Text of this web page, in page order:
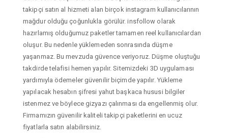
takipçi satın al hizmeti alan birçok instagram kullanıcılarının
mağdur olduğu çoğunlukla görülür. insfollow olarak
hazırlamış olduğumuz paketler tamamen reel kullanıcılardan
oluşur. Bu nedenle yüklemeden sonrasında düşme
yaşanmaz. Bu mevzuda güvence veriyoruz. Düşme oluştuğu
takdirde telafisi hemen yapılır. Sitemizdeki 3D uygulaması
yardımıyla ödemeler güvenilir biçimde yapılır. Yükleme
yapılacak hesabın şifresi yahut başkaca hususi bilgiler
istenmez ve böylece gizyazı çalınması da engellenmiş olur.
Firmamızın güvenilir kaliteli takipçi paketlerini en ucuz
fiyatlarla satın alabilirsiniz.